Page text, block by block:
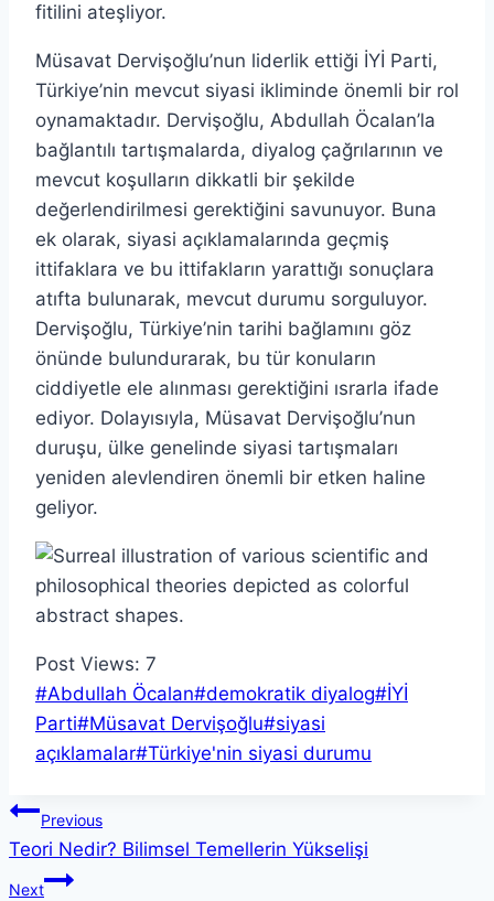
fitilini ateşliyor.
Müsavat Dervişoğlu’nun liderlik ettiği İYİ Parti,
Türkiye’nin mevcut siyasi ikliminde önemli bir rol
oynamaktadır. Dervişoğlu, Abdullah Öcalan’la
bağlantılı tartışmalarda, diyalog çağrılarının ve
mevcut koşulların dikkatli bir şekilde
değerlendirilmesi gerektiğini savunuyor. Buna
ek olarak, siyasi açıklamalarında geçmiş
ittifaklara ve bu ittifakların yarattığı sonuçlara
atıfta bulunarak, mevcut durumu sorguluyor.
Dervişoğlu, Türkiye’nin tarihi bağlamını göz
önünde bulundurarak, bu tür konuların
ciddiyetle ele alınması gerektiğini ısrarla ifade
ediyor. Dolayısıyla, Müsavat Dervişoğlu’nun
duruşu, ülke genelinde siyasi tartışmaları
yeniden alevlendiren önemli bir etken haline
geliyor.
Post Views: 7
Post
Tags:
#Abdullah Öcalan#demokratik diyalog#İYİ
Parti#Müsavat Dervişoğlu#siyasi
açıklamalar#Türkiye'nin siyasi durumu
Yazı
gezinmesi
Previous
Teori Nedir? Bilimsel Temellerin Yükselişi
Next